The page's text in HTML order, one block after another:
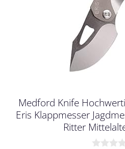
Medford Knife
Eris Klappmesser
Ritter